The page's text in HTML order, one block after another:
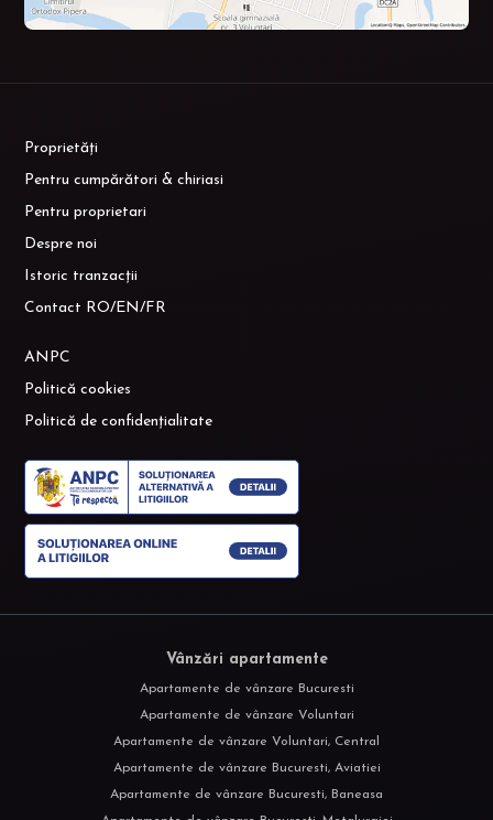
Proprietăți
Pentru cumpărători & chiriasi
Pentru proprietari
Despre noi
Istoric tranzacții
Contact RO/EN/FR
ANPC
Politică cookies
Politică de confidențialitate
Vânzări apartamente
Apartamente de vânzare Bucuresti
Apartamente de vânzare Voluntari
Apartamente de vânzare Voluntari, Central
Apartamente de vânzare Bucuresti, Aviatiei
Apartamente de vânzare Bucuresti, Baneasa